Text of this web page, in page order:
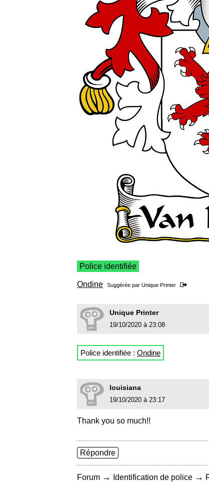
Police identifiée
Ondine Suggérée par Unique Printer
Unique Printer
19/10/2020 à 23:08
Police identifiée : Ondine
louisiana
19/10/2020 à 23:17
Thank you so much!!
Répondre
Forum → Identification de police →